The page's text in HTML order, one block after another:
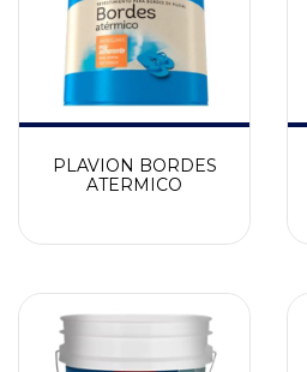
PLAVION BORDES
ATERMICO